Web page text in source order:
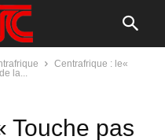
Centrafrique : le«
la...
Touche pas